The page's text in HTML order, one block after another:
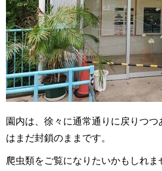
園内は、徐々に通常通りに戻りつ
はまだ封鎖のままです。
爬虫類をご覧になりたいかもしれま